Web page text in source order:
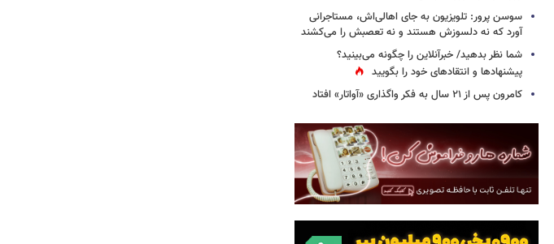
سوسن پرور: تلویزیون به جای اهالی‌اش، مستاجرانی
آورد که نه دلسوزش هستند و نه تعصبش را می‌کشند
شما نظر بدهید/ خبرآنلاین را چگونه می‌بینید؟
پیشنهادها و انتقادهای خود را بگویید
کامرون پس از ۲۱ سال به فکر واگذاری «آواتار» افتاد